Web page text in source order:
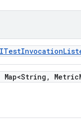
ITestInvocation
Map<String , Metric